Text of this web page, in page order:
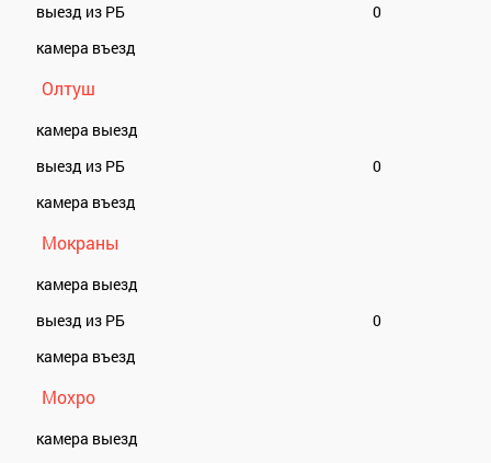
выезд из РБ
0
камера въезд
Олтуш
камера выезд
выезд из РБ
0
камера въезд
Мокраны
камера выезд
выезд из РБ
0
камера въезд
Мохро
камера выезд